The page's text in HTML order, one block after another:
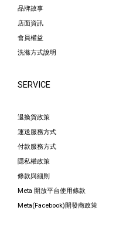
品牌故事
店面資訊
會員權益
洗滌方式說明
SERVICE
退換貨政策
運送服務方式
付款服務方式
隱私權政策
條款與細則
Meta 開放平台使用條款
Meta(Facebook)開發商政策